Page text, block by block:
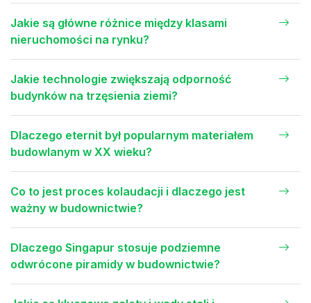
Jakie są główne różnice między klasami
nieruchomości na rynku?
Jakie technologie zwiększają odporność
budynków na trzęsienia ziemi?
Dlaczego eternit był popularnym materiałem
budowlanym w XX wieku?
Co to jest proces kolaudacji i dlaczego jest
ważny w budownictwie?
Dlaczego Singapur stosuje podziemne
odwrócone piramidy w budownictwie?